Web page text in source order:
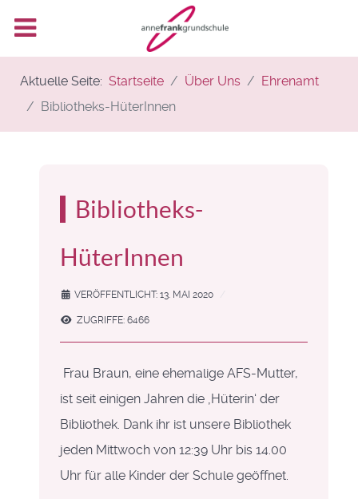
Aktuelle Seite: Startseite Über Uns
Ehrenamt
Bibliotheks-HüterInnen
Bibliotheks-
HüterInnen
VERÖFFENTLICHT: 13. MAI 2020
ZUGRIFFE: 6466
Frau Braun, eine ehemalige AFS-Mutter,
ist seit einigen Jahren die ‚Hüterin‘ der
Bibliothek. Dank ihr ist unsere Bibliothek
jeden Mittwoch von 12:39 Uhr bis 14.00
Uhr für alle Kinder der Schule geöffnet.